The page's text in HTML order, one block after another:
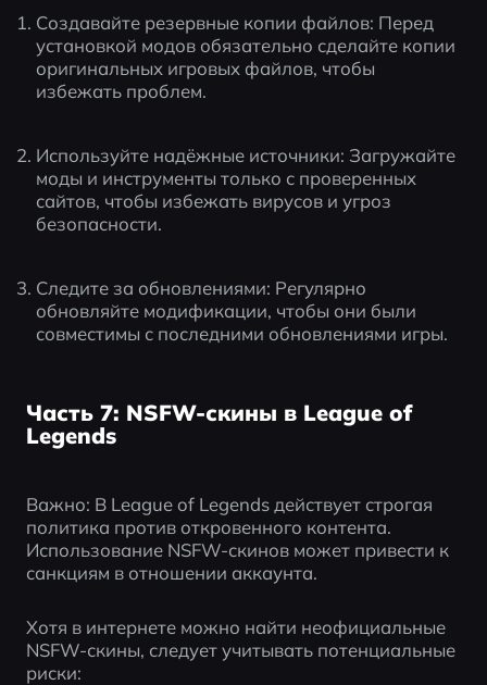
Создавайте резервные копии файлов: Перед
установкой модов обязательно сделайте копии
оригинальных игровых файлов, чтобы
избежать проблем.
Используйте надёжные источники: Загружайте
моды и инструменты только с проверенных
сайтов, чтобы избежать вирусов и угроз
безопасности.
Следите за обновлениями: Регулярно
обновляйте модификации, чтобы они были
совместимы с последними обновлениями игры.
Часть 7: NSFW-скины в League of
Legends
Важно: В League of Legends действует строгая
политика против откровенного контента.
Использование NSFW-скинов может привести к
санкциям в отношении аккаунта.
Хотя в интернете можно найти неофициальные
NSFW-скины, следует учитывать потенциальные
риски: